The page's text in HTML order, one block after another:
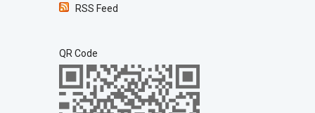
RSS Feed
QR Code